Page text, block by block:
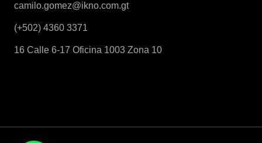
camilo.gomez@ikno.com.gt
(+502) 4360 3371
16 Calle 6-17 Oficina 1003 Zona 10